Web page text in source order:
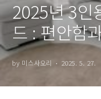
2025년 3인
드 : 편안함
추천 및 길이
by 미스사오리 2025. 5. 27.